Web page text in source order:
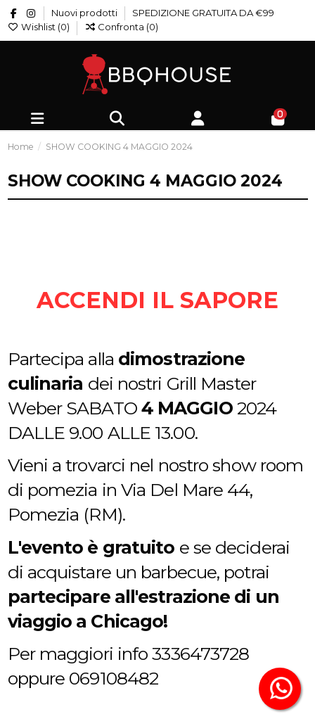
Nuovi prodotti
SPEDIZIONE GRATUITA DA €99
Wishlist (0) Confronta (0)
0
Home SHOW COOKING 4 MAGGIO 2024
SHOW COOKING 4 MAGGIO 2024
ACCENDI IL SAPORE
Partecipa alla dimostrazione
culinaria dei nostri Grill Master
Weber SABATO 4 MAGGIO2024
DALLE 9.00 ALLE 13.00.
Vieni a trovarci nel nostro show room
di pomezia in Via Del Mare 44,
Pomezia (RM).
L'evento è gratuito e se deciderai
di acquistare un barbecue, potrai
partecipare all'estrazione di un
viaggio a Chicago!
Per maggiori info 3336473728
oppure 069108482